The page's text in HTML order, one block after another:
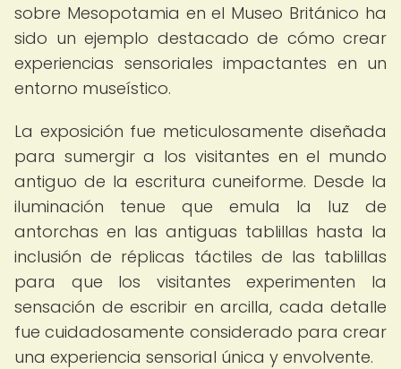
sobre Mesopotamia en el Museo Británico ha
sido un ejemplo destacado de cómo crear
experiencias sensoriales impactantes en un
entorno museístico.
La exposición fue meticulosamente diseñada
para sumergir a los visitantes en el mundo
antiguo de la escritura cuneiforme. Desde la
iluminación tenue que emula la luz de
antorchas en las antiguas tablillas hasta la
inclusión de réplicas táctiles de las tablillas
para que los visitantes experimenten la
sensación de escribir en arcilla, cada detalle
fue cuidadosamente considerado para crear
una experiencia sensorial única y envolvente.